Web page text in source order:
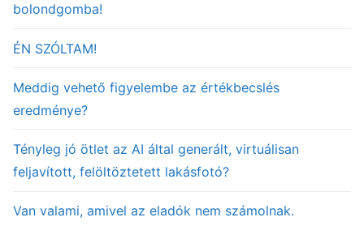
bolondgomba!
ÉN SZÓLTAM!
Meddig vehető figyelembe az értékbecslés
eredménye?
Tényleg jó ötlet az AI által generált, virtuálisan
feljavított, felöltöztetett lakásfotó?
Van valami, amivel az eladók nem számolnak.